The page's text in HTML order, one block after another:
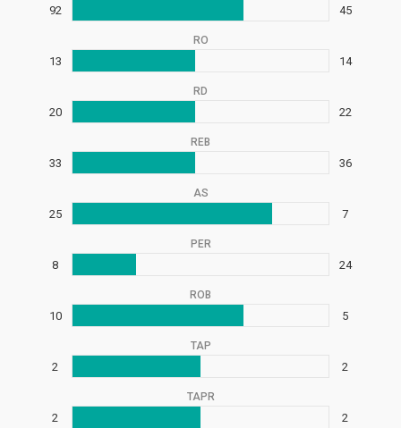
92 45
RO
13 14
RD
20 22
REB
33 36
AS
25 7
PER
8 24
ROB
10 5
TAP
2 2
TAPR
2 2